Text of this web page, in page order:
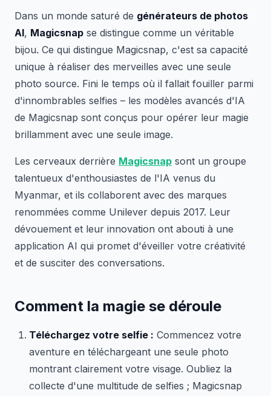
Dans un monde saturé de générateurs de photos
AI, Magicsnap se distingue comme un véritable
bijou. Ce qui distingue Magicsnap, c'est sa capacité
unique à réaliser des merveilles avec une seule
photo source. Fini le temps où il fallait fouiller parmi
d'innombrables selfies – les modèles avancés d'IA
de Magicsnap sont conçus pour opérer leur magie
brillamment avec une seule image.
Les cerveaux derrière Magicsnap sont un groupe
talentueux d'enthousiastes de l'IA venus du
Myanmar, et ils collaborent avec des marques
renommées comme Unilever depuis 2017. Leur
dévouement et leur innovation ont abouti à une
application AI qui promet d'éveiller votre créativité
et de susciter des conversations.
Comment la magie se déroule
Téléchargez votre selfie : Commencez votre
aventure en téléchargeant une seule photo
montrant clairement votre visage. Oubliez la
collecte d'une multitude de selfies ; Magicsnap